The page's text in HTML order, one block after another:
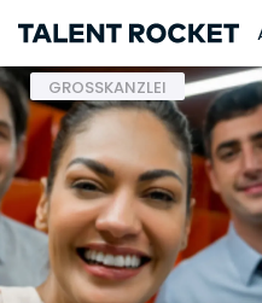
GROSSKANZLEI